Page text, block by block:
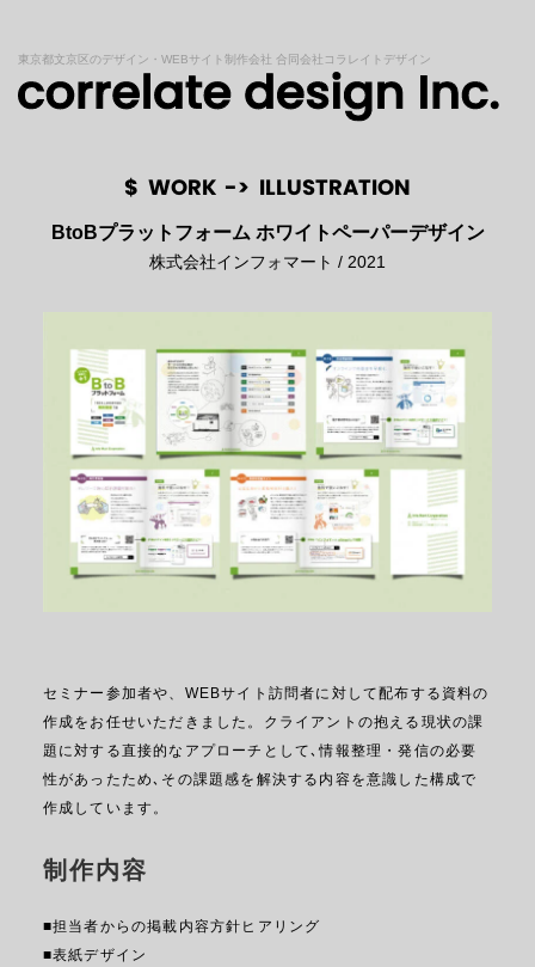
東京都文京区のデザイン・WEBサイト制作会社 合同会社コラレイトデザイン
$ WORK -> ILLUSTRATION
BtoBプラットフォーム ホワイトペーパーデザイン
株式会社インフォマート / 2021
セミナー参加者や、WEBサイト訪問者に対して配布する資料の
作成をお任せいただきました。クライアントの抱える現状の課
題に対する直接的なアプローチとして､情報整理・発信の必要
性があったため､その課題感を解決する内容を意識した構成で
作成しています。
制作内容
■担当者からの掲載内容方針ヒアリング
■表紙デザイン